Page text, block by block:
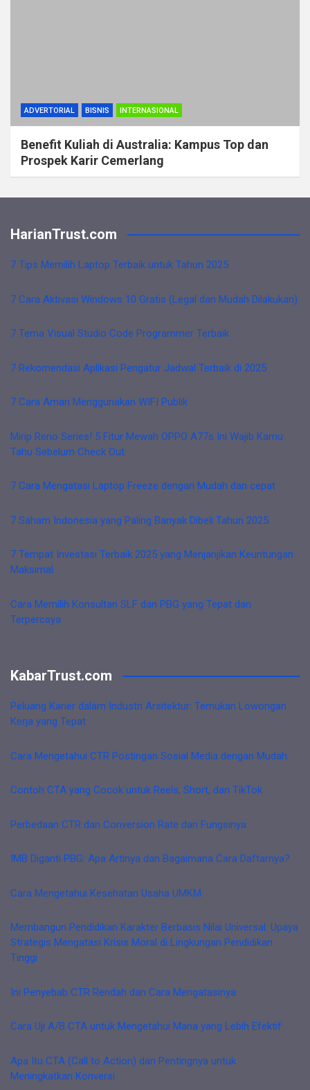
ADVERTORIAL BISNIS INTERNASIONAL
Benefit Kuliah di Australia: Kampus Top dan
Prospek Karir Cemerlang
HarianTrust.com
7 Tips Memilih Laptop Terbaik untuk Tahun 2025
7 Cara Aktivasi Windows 10 Gratis (Legal dan Mudah Dilakukan)
7 Tema Visual Studio Code Programmer Terbaik
7 Rekomendasi Aplikasi Pengatur Jadwal Terbaik di 2025
7 Cara Aman Menggunakan WIFI Publik
Mirip Reno Series! 5 Fitur Mewah OPPO A77s Ini Wajib Kamu
Tahu Sebelum Check Out
7 Cara Mengatasi Laptop Freeze dengan Mudah dan cepat
7 Saham Indonesia yang Paling Banyak Dibeli Tahun 2025
7 Tempat Investasi Terbaik 2025 yang Menjanjikan Keuntungan
Maksimal
Cara Memilih Konsultan SLF dan PBG yang Tepat dan
Terpercaya
KabarTrust.com
Peluang Karier dalam Industri Arsitektur: Temukan Lowongan
Kerja yang Tepat
Cara Mengetahui CTR Postingan Sosial Media dengan Mudah
Contoh CTA yang Cocok untuk Reels, Short, dan TikTok
Perbedaan CTR dan Conversion Rate dan Fungsinya
IMB Diganti PBG: Apa Artinya dan Bagaimana Cara Daftarnya?
Cara Mengetahui Kesehatan Usaha UMKM
Membangun Pendidikan Karakter Berbasis Nilai Universal: Upaya
Strategis Mengatasi Krisis Moral di Lingkungan Pendidikan
Tinggi
Ini Penyebab CTR Rendah dan Cara Mengatasinya
Cara Uji A/B CTA untuk Mengetahui Mana yang Lebih Efektif
Apa Itu CTA (Call to Action) dan Pentingnya untuk
Meningkatkan Konversi